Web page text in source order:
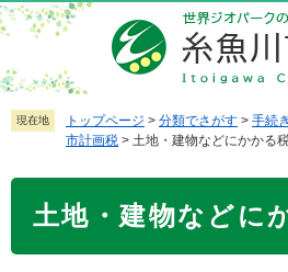
ペ
ー
ジ
の
先
メ
ニ
ュ
ー
を
本
現在地 トップページ > 分類でさがす > 手続
市計画税 > 土地・建物などにかかる
土地・建物などに